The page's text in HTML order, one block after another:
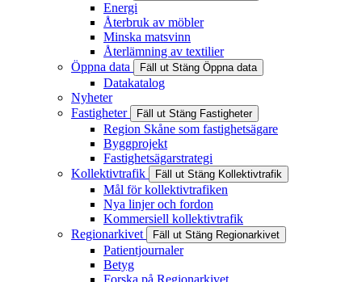
Energi
Återbruk av möbler
Minska matsvinn
Återlämning av textilier
Öppna data
Fäll ut Stäng Öppna data
Datakatalog
Nyheter
Fastigheter
Fäll ut Stäng Fastigheter
Region Skåne som fastighetsägare
Byggprojekt
Fastighetsägarstrategi
Kollektivtrafik
Fäll ut Stäng Kollektivtrafik
Mål för kollektivtrafiken
Nya linjer och fordon
Kommersiell kollektivtrafik
Regionarkivet
Fäll ut Stäng Regionarkivet
Patientjournaler
Betyg